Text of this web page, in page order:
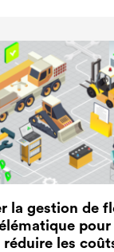
la gestion de
les